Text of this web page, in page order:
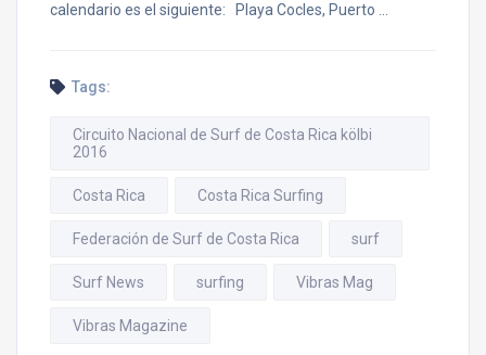
calendario es el siguiente: Playa Cocles, Puerto …
Tags:
Circuito Nacional de Surf de Costa Rica kölbi
2016
Costa Rica Costa Rica Surfing
Federación de Surf de Costa Rica surf
Surf News surfing Vibras Mag
Vibras Magazine